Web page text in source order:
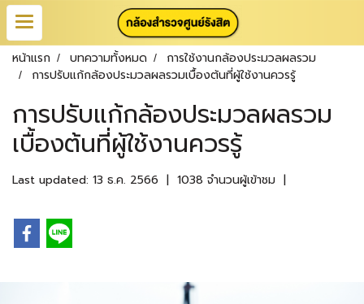
หน้าแรก บทความทั้งหมด
การใช้งานกล้องประมวลผลรวม
การปรับแก้กล้องประมวลผลรวมเบื้องต้นที่ผู้ใช้งานควรรู้
การปรับแก้กล้องประมวลผลรวม
เบื้องต้นที่ผู้ใช้งานควรรู้
Last updated: 13 ธ.ค. 2566 | 1038 จำนวนผู้เข้าชม |